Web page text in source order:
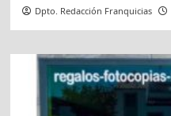
Dpto. Redacción Franquicias